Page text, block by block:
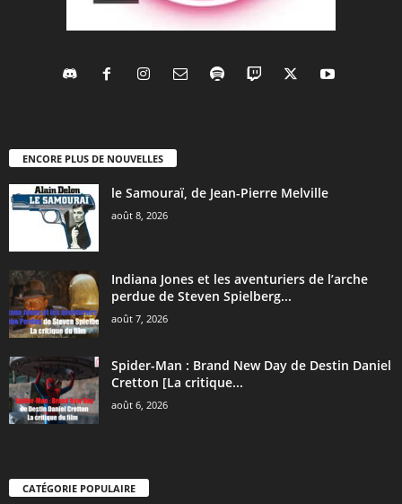
ENCORE PLUS DE NOUVELLES
le Samouraï, de Jean-Pierre Melville
août 8, 2026
Indiana Jones et les aventuriers de l’arche
perdue de Steven Spielberg...
août 7, 2026
Spider-Man : Brand New Day de Destin Daniel
Cretton [La critique...
août 6, 2026
CATÉGORIE POPULAIRE